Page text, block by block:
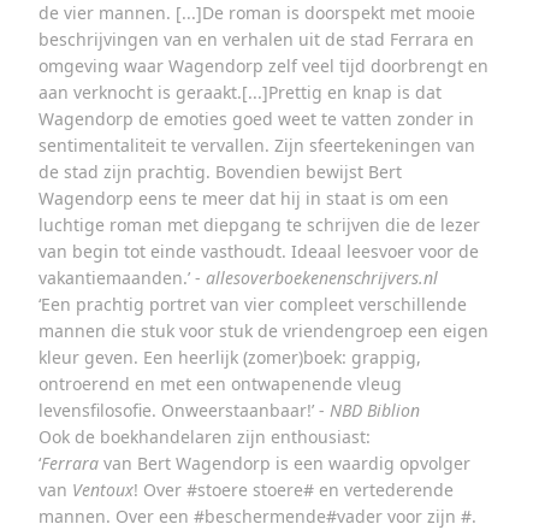
de vier mannen. [...]De roman is doorspekt met mooie
beschrijvingen van en verhalen uit de stad Ferrara en
omgeving waar Wagendorp zelf veel tijd doorbrengt en
aan verknocht is geraakt.[...]Prettig en knap is dat
Wagendorp de emoties goed weet te vatten zonder in
sentimentaliteit te vervallen. Zijn sfeertekeningen van
de stad zijn prachtig. Bovendien bewijst Bert
Wagendorp eens te meer dat hij in staat is om een
luchtige roman met diepgang te schrijven die de lezer
van begin tot einde vasthoudt. Ideaal leesvoer voor de
vakantiemaanden.’ - allesoverboekenenschrijvers.nl
‘Een prachtig portret van vier compleet verschillende
mannen die stuk voor stuk de vriendengroep een eigen
kleur geven. Een heerlijk (zomer)boek: grappig,
ontroerend en met een ontwapenende vleug
levensfilosofie. Onweerstaanbaar!’ - NBD Biblion
Ook de boekhandelaren zijn enthousiast:
‘Ferrara van Bert Wagendorp is een waardig opvolger
van Ventoux! Over #stoere stoere# en vertederende
mannen. Over een #beschermende#vader voor zijn #.